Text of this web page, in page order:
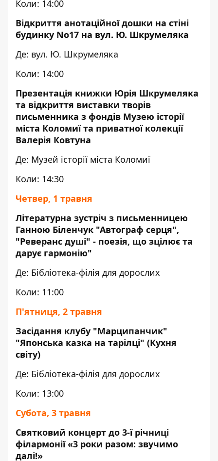
Коли: 14:00
Відкриття анотаційної дошки на стіні
будинку No17 на вул. Ю. Шкрумеляка
Де: вул. Ю. Шкрумеляка
Коли: 14:00
Презентація книжки Юрія Шкрумеляка
та відкриття виставки творів
письменника з фондів Музею історії
міста Коломиї та приватної колекції
Валерія Ковтуна
Де: Музей історії міста Коломиї
Коли: 14:30
Четвер, 1 травня
Літературна зустріч з письменницею
Ганною Біленчук "Автограф серця",
"Реверанс душі" - поезія, що зцілює та
дарує гармонію"
Де: Бібліотека-філія для дорослих
Коли: 11:00
П'ятниця, 2 травня
Засідання клубу "Марципанчик"
"Японська казка на тарілці" (Кухня
світу)
Де: Бібліотека-філія для дорослих
Коли: 13:00
Субота, 3 травня
Святковий концерт до 3-ї річниці
філармонії «3 роки разом: звучимо
далі!»